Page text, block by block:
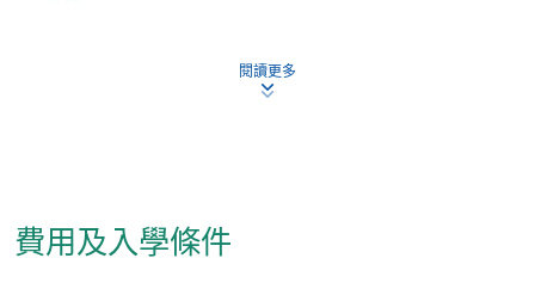
演說：在班上演說自己的人生故事
閱讀更多
費用及入學條件